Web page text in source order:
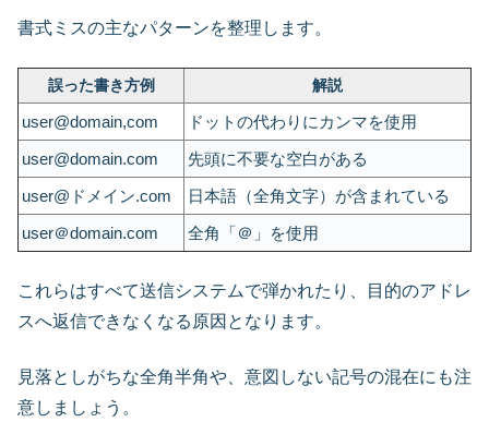
書式ミスの主なパターンを整理します。
誤った書き方例 解説
user@domain,com
ドットの代わりにカンマを使用
user@domain.com
先頭に不要な空白がある
user@ドメイン.com
日本語（全角文字）が含まれている
user＠domain.com
全角「＠」を使用
これらはすべて送信システムで弾かれたり、目的のアドレ
スへ返信できなくなる原因となります。
見落としがちな全角半角や、意図しない記号の混在にも注
意しましょう。